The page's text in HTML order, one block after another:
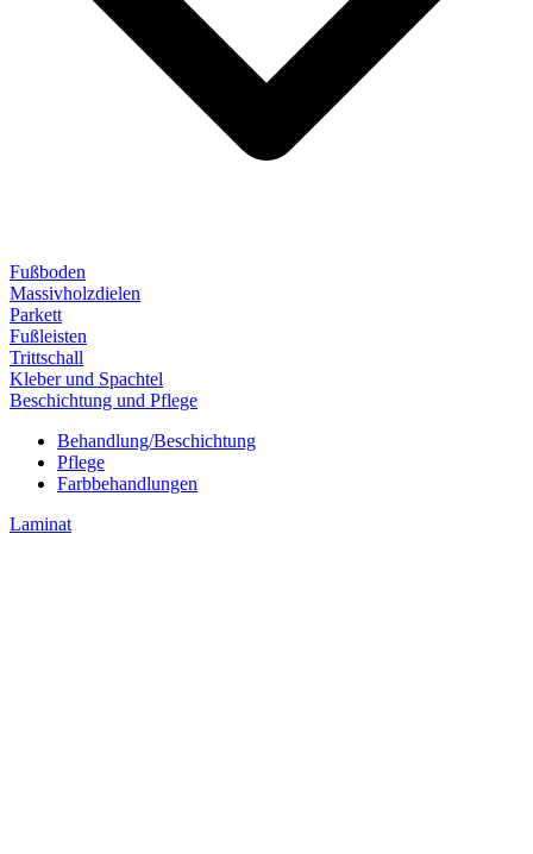
Fußboden
Massivholzdielen
Parkett
Fußleisten
Trittschall
Kleber und Spachtel
Beschichtung und Pflege
Behandlung/Beschichtung
Pflege
Farbbehandlungen
Laminat